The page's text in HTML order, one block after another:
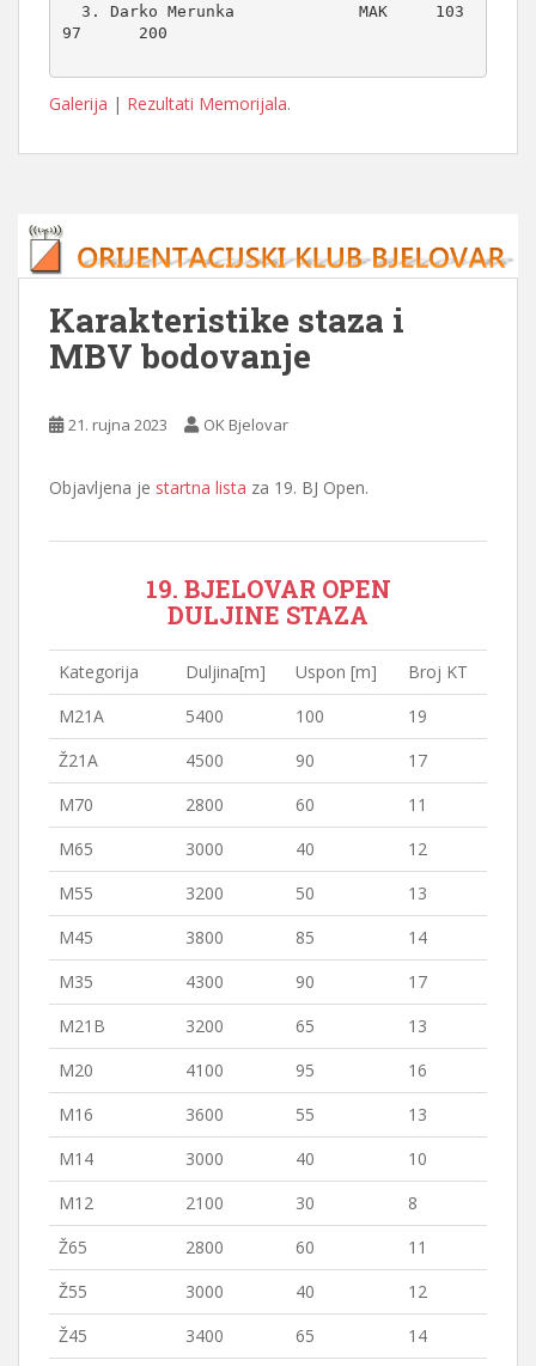
97      200
Galerija | Rezultati Memorijala.
Karakteristike staza i
MBV bodovanje
21. rujna 2023 OK Bjelovar
Objavljena je startna lista za 19. BJ Open.
19. BJELOVAR OPEN
DULJINE STAZA
Kategorija Duljina[m] Uspon [m]
Broj KT
M21A
5400 100
19
Ž21A
4500 90
17
M70
2800 60
11
M65
3000 40
12
M55
3200 50
13
M45
3800 85
14
M35
4300 90
17
M21B
3200 65
13
M20
4100 95
16
M16
3600 55
13
M14
3000 40
10
M12
2100 30
8
Ž65
2800 60
11
Ž55
3000 40
12
Ž45
3400 65
14